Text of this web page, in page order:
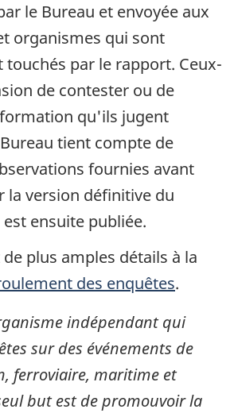
le Bureau et envoyée aux
organismes qui sont
par le rapport. Ceux-
de contester ou de
qu'ils jugent
tient compte de
fournies avant
la version définitive du
ensuite publiée.
plus amples détails à la
des enquêtes.
indépendant qui
sur des événements de
ferroviaire, maritime et
but est de promouvoir la